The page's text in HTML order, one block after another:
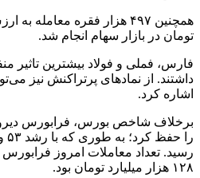
تومان در بازار سهام انجام شد.
فارس، فملی و فولاد بیشترین
داشتند. از نمادهای پرتراکنش نیز
اشاره کرد.
برخلاف شاخص بورس، فرابورس
۱۲۸ هزار میلیارد تومان بود.